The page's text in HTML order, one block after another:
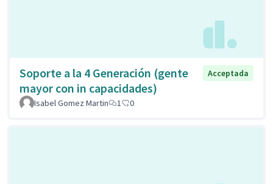
Soporte a la 4 Generación (gente
mayor con in capacidades)
Acceptada
Isabel Gomez Martin 1 0